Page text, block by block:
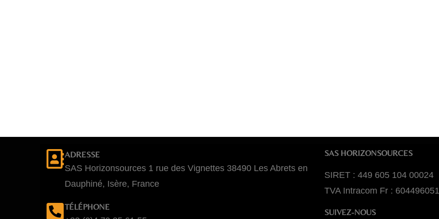
ADRESSE
SAS Horizonsources 1 rue des Vignettes 38490 Les Abrets en
Dauphiné, Isère, France
TÉLÉPHONE
SAS HORIZONSOURCES
SIRET : 449 605 104 00024
TVA Intracom Fr :
SUIVEZ-NOUS